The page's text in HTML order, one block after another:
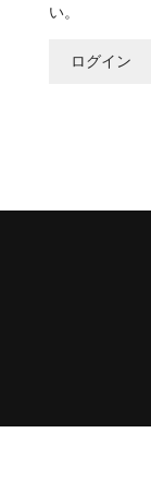
い。
ログイン